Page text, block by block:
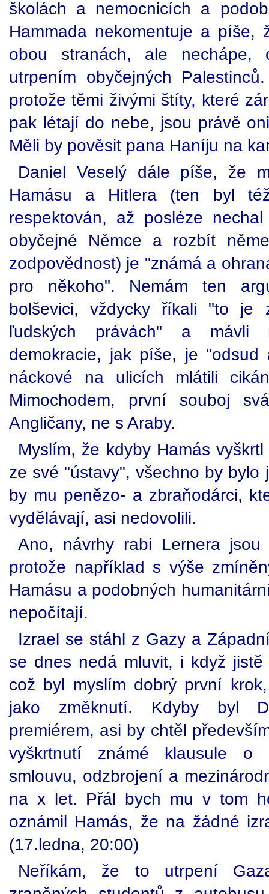
školách a nemocnicích a
Hammada nekomentuje a
obou stranách, ale
utrpením obyčejných
protože těmi živými štíty, které
pak létají do nebe, jsou právě
Měli by pověsit pana Haníju na
Daniel Veselý dále píše, že
Hamásu a Hitlera (ten byl
respektován, až posléze
obyčejné Němce a rozbít
zodpovědnost) je "známá a
pro někoho". Nemám ten
bolševici, vždycky říkali "to
ľudských právách" a mávli
demokracie, jak píše, je
náckové na ulicích mlátili
Mimochodem, první souboj
Angličany, ne s Araby.
Myslím, že kdyby Hamás
ze své "ústavy", všechno by bylo
by mu penězo- a zbraňodárci,
vydělávají, asi nedovolili.
Ano, návrhy rabi Lernera jsou
protože například s výše
Hamásu a podobných
nepočítají.
Izrael se stáhl z Gazy a
se dnes nedá mluvit, i když
což byl myslím dobrý první
jako změknutí. Kdyby byl
premiérem, asi by chtěl
vyškrtnutí známé klausule o
smlouvu, odzbrojení a
na x let. Přál bych mu v tom
oznámil Hamás, že na žádné
(17.ledna, 20:00)
Neříkám, že to utrpení